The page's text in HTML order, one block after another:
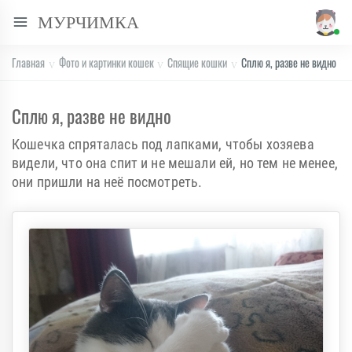
МУРЧИМКА
Главная Фото и картинки кошек Спящие кошки Сплю я, разве не видно
Сплю я, разве не видно
Кошечка спряталась под лапками, чтобы хозяева
видели, что она спит и не мешали ей, но тем не менее,
они пришли на неё посмотреть.